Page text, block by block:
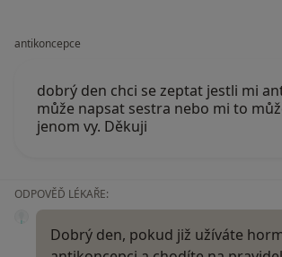
antikoncepce
dobrý den chci se zeptat jestli mi
může napsat sestra nebo mi to
jenom vy. Děkuji
ODPOVĚĎ LÉKAŘE:
Dobrý den, pokud již užíváte